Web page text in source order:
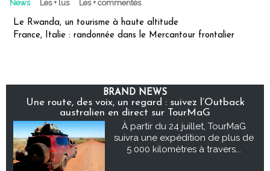
News Les + lus Les + commentés
Le Rwanda, un tourisme à haute altitude
France, Italie : randonnée dans le Mercantour frontalier
BRAND NEWS
Une route, des voix, un regard : suivez l’Outback
australien en direct sur TourMaG
À partir du 24 juillet, TourMaG
suivra une expédition de plus de
5 000 kilomètres à travers...